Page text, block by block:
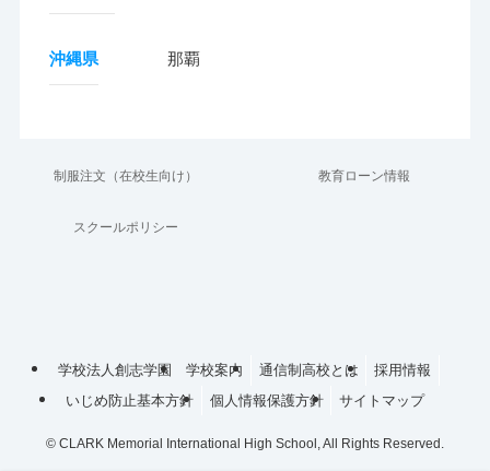
沖縄県 那覇
制服注文（在校生向け） 教育ローン情報
スクールポリシー
学校法人創志学園 学校案内 通信制高校とは
採用情報
いじめ防止基本方針
個人情報保護方針 サイトマップ
© CLARK Memorial International High School, All Rights Reserved.